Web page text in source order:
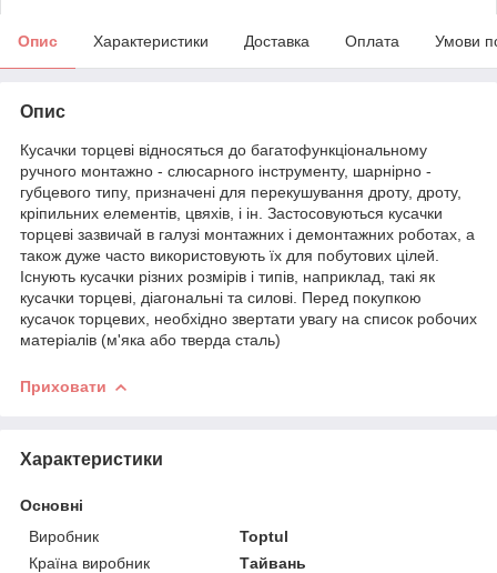
Опис Характеристики Доставка Оплата Умови
Опис
Кусачки торцеві відносяться до багатофункціональному
ручного монтажно - слюсарного інструменту, шарнірно -
губцевого типу, призначені для перекушування дроту, дроту,
кріпильних елементів, цвяхів, і ін. Застосовуються кусачки
торцеві зазвичай в галузі монтажних і демонтажних роботах, а
також дуже часто використовують їх для побутових цілей.
Існують кусачки різних розмірів і типів, наприклад, такі як
кусачки торцеві, діагональні та силові. Перед покупкою
кусачок торцевих, необхідно звертати увагу на список робочих
матеріалів (м'яка або тверда сталь)
Приховати
Характеристики
Основні
Виробник
Toptul
Країна виробник
Тайвань